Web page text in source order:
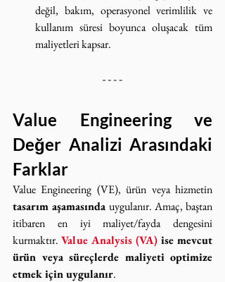
değil, bakım, operasyonel verimlilik ve
kullanım süresi boyunca oluşacak tüm
maliyetleri kapsar.
Value Engineering ve
Değer Analizi Arasındaki
Farklar
tasarım aşamasında uygulanır. Amaç, baştan
itibaren en iyi maliyet/fayda dengesini
kurmaktır. Value Analysis (VA) ise mevcut
ürün veya süreçlerde maliyeti optimize
etmek için uygulanır.